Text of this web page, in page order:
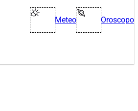
Meteo Oroscopo